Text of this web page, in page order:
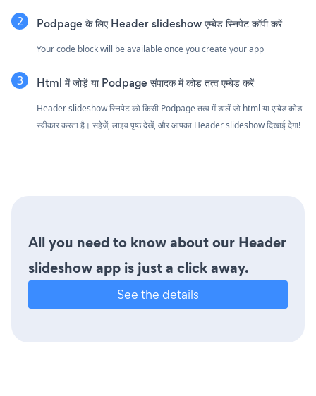
Podpage के लिए Header slideshow एम्बेड स्निपेट कॉपी करें
Your code block will be available once you create your app
Html में जोड़ें या Podpage संपादक में कोड तत्व एम्बेड करें
Header slideshow स्निपेट को किसी Podpage तत्व में डालें जो html या एम्बेड कोड
स्वीकार करता है। सहेजें, लाइव पृष्ठ देखें, और आपका Header slideshow दिखाई देगा!
All you need to know about our Header
slideshow app is just a click away.
See the details